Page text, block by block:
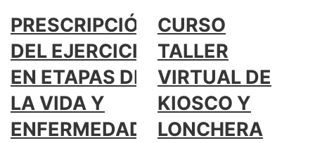
PRESCRIPCIÓN
DEL EJERCICIO
EN ETAPAS DE
LA VIDA Y
ENFERMEDADES
CURSO
TALLER
VIRTUAL DE
KIOSCO Y
LONCHERA